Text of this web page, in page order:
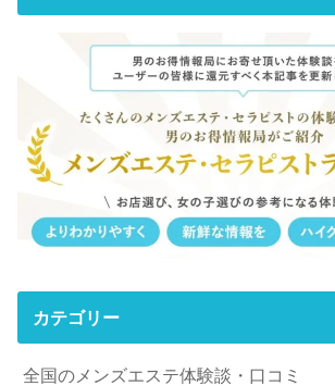
カテゴリー
全国のメンズエステ体験談・口コミ